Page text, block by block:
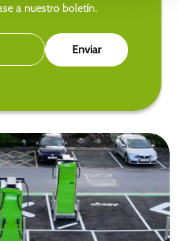
a nuestro boletín.